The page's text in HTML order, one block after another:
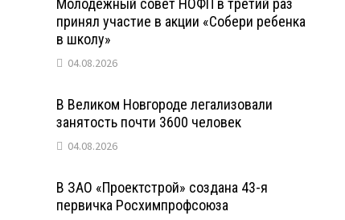
Молодежный совет НОФП в третий раз
принял участие в акции «Собери ребенка
в школу»
04.08.2026
В Великом Новгороде легализовали
занятость почти 3600 человек
04.08.2026
В ЗАО «Проектстрой» создана 43-я
первичка Росхимпрофсоюза